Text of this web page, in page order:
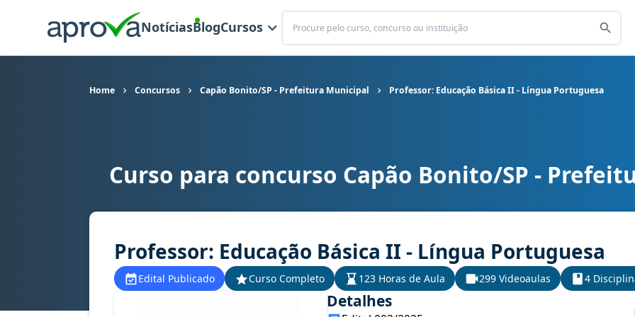
NotíciasBlogCursos
Buscar
Home Concursos Capão Bonito/SP - Prefeitura Municipal Professor: Educação Básica II - Língua Portuguesa
Curso para concurso Capão Bonito/SP - Prefeitura Municipal cargo Professor: Educação Básica II - Língua
Curso para concurso Capão Bonito/SP -
Professor: Educação Básica II - Língua Portuguesa
Edital Publicado Curso Completo 123 Horas de Aula 299 Videoaulas 4
Detalhes